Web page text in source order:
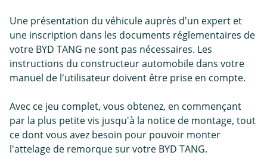
Une présentation du véhicule auprès d'un expert et
une inscription dans les documents réglementaires de
votre BYD TANG ne sont pas nécessaires. Les
instructions du constructeur automobile dans votre
manuel de l'utilisateur doivent être prise en compte.
Avec ce jeu complet, vous obtenez, en commençant
par la plus petite vis jusqu'à la notice de montage, tout
ce dont vous avez besoin pour pouvoir monter
l'attelage de remorque sur votre BYD TANG.